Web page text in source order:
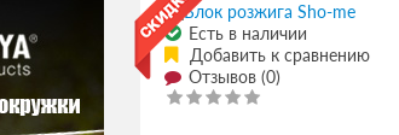
Есть в наличии
Добавить к сравнению
Отзывов (0)